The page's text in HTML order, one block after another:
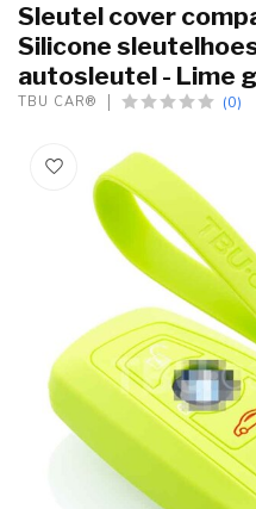
Sleutel cover
Silicone
autosleutel - Lime
TBU CAR® (0)